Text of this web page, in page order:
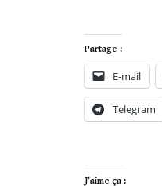
Partage :
E-mail
Telegram
J’aime ça :